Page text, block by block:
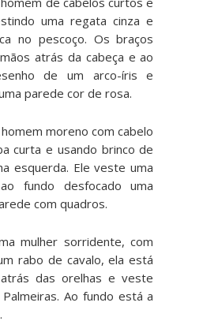
uma regata cinza e
no pescoço. Os braços
atrás da cabeça e ao
de um arco-íris e
parede cor de rosa.
moreno com cabelo
curta e usando brinco de
esquerda. Ele veste uma
fundo desfocado uma
com quadros.
mulher sorridente, com
rabo de cavalo, ela está
das orelhas e veste
Ao fundo está a